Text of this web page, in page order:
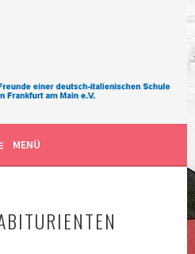
AM MAIN
DEUTSCH-ITALIENISCHEN
AM MAIN DEUTSCHLAND
MENÜ